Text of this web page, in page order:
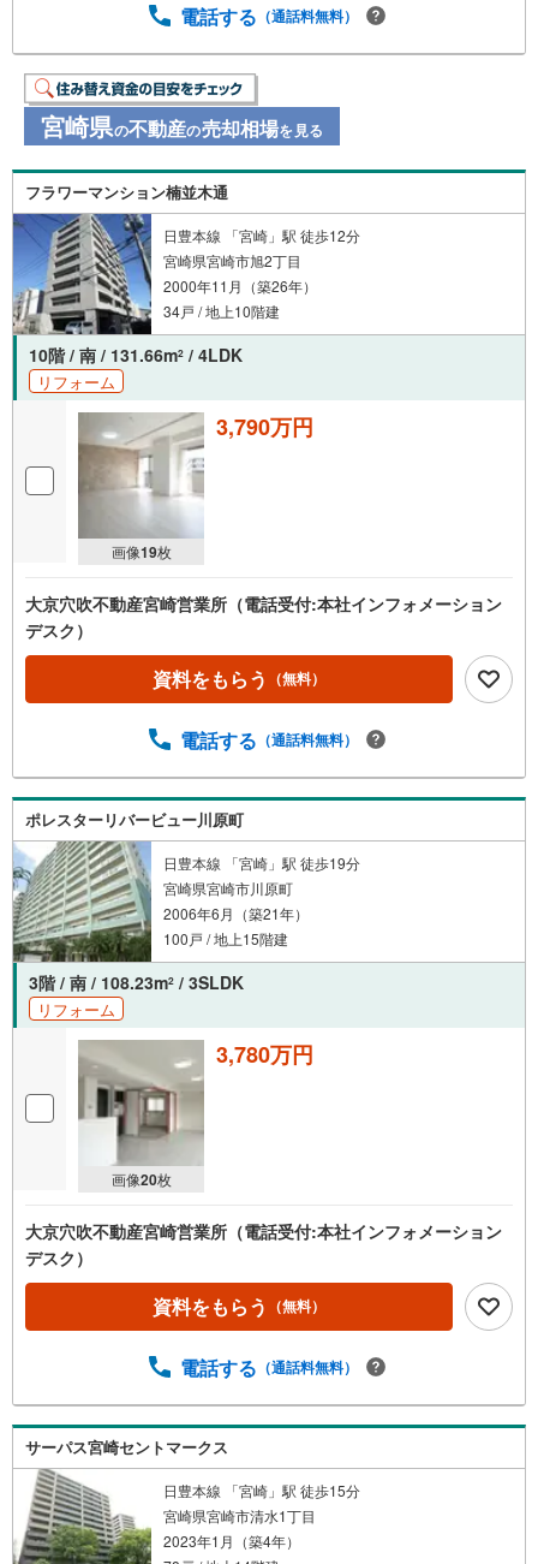
電話する （通話料無料）
宮崎県の不動産の売却相場を見る
フラワーマンション楠並木通
日豊本線 「宮崎」駅 徒歩12分
宮崎県宮崎市旭2丁目
2000年11月（築26年）
34戸 / 地上10階建
10階 / 南 / 131.66m2 / 4LDK
リフォーム
画像19枚
3,790万円
大京穴吹不動産宮崎営業所（電話受付:本社インフォメーション
デスク）
資料をもらう （無料）
電話する （通話料無料）
ポレスターリバービュー川原町
日豊本線 「宮崎」駅 徒歩19分
宮崎県宮崎市川原町
2006年6月（築21年）
100戸 / 地上15階建
3階 / 南 / 108.23m2 / 3SLDK
リフォーム
画像20枚
3,780万円
大京穴吹不動産宮崎営業所（電話受付:本社インフォメーション
デスク）
資料をもらう （無料）
電話する （通話料無料）
サーパス宮崎セントマークス
日豊本線 「宮崎」駅 徒歩15分
宮崎県宮崎市清水1丁目
2023年1月（築4年）